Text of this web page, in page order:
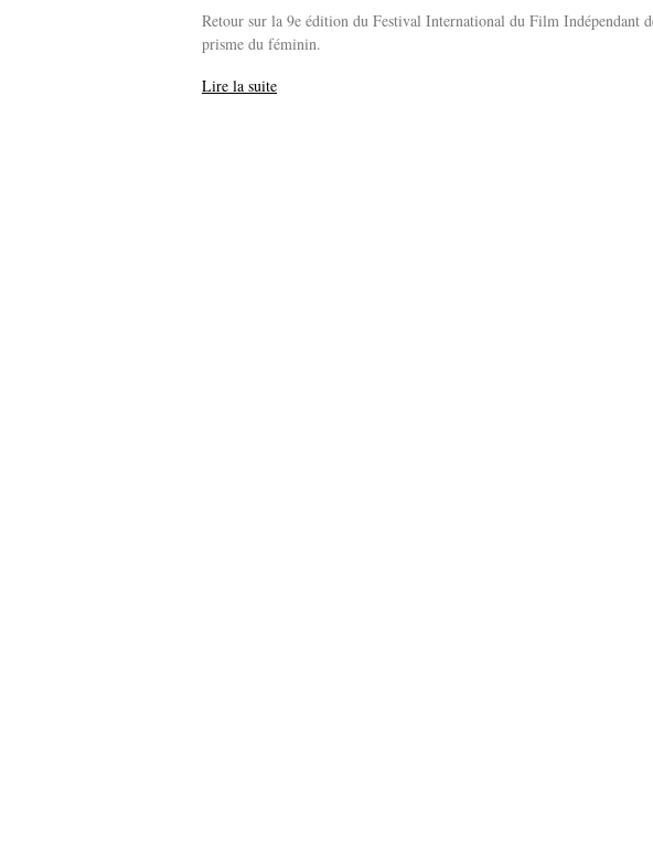
Retour sur la 9e édition du Festival International du Film Indépendant
prisme du féminin.
Lire la suite